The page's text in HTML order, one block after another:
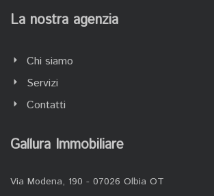
La nostra agenzia
Chi siamo
Servizi
Contatti
Gallura Immobiliare
Via Modena, 190 - 07026 Olbia OT